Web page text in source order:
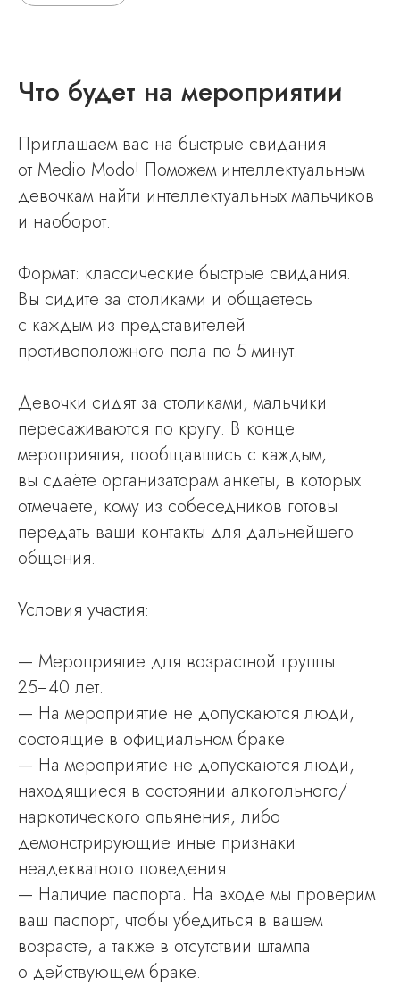
Что будет на мероприятии
Приглашаем вас на быстрые свидания
от Medio Modo! Поможем интеллектуальным
девочкам найти интеллектуальных мальчиков
и наоборот.
Формат: классические быстрые свидания.
Вы сидите за столиками и общаетесь
с каждым из представителей
противоположного пола по 5 минут.
Девочки сидят за столиками, мальчики
пересаживаются по кругу. В конце
мероприятия, пообщавшись с каждым,
вы сдаёте организаторам анкеты, в которых
отмечаете, кому из собеседников готовы
передать ваши контакты для дальнейшего
общения.
Условия участия:
— Мероприятие для возрастной группы
25−40 лет.
— На мероприятие не допускаются люди,
состоящие в официальном браке.
— На мероприятие не допускаются люди,
находящиеся в состоянии алкогольного/
наркотического опьянения, либо
демонстрирующие иные признаки
неадекватного поведения.
— Наличие паспорта. На входе мы проверим
ваш паспорт, чтобы убедиться в вашем
возрасте, а также в отсутствии штампа
о действующем браке.